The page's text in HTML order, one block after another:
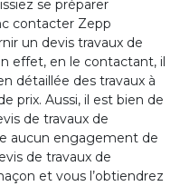
se préparer
contacter Zepp
un devis travaux de
effet, en le contactant, il
détaillée des travaux à
prix. Aussi, il est bien de
de travaux de
aucun engagement de
de travaux de
et vous l’obtiendrez